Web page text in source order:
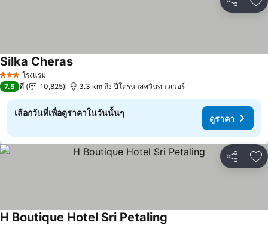
แชร์ เ
3 ดาว โรงแรม
Silka Cherasดูราคา
7.5 ดี 10,825 3.3 km ถึง ปีโตรนาสทวินทาวเวอร์
เลือกวันที่เพื่อดูราคาในวันนั้นๆ
ดูราคา
แชร์ เ
H Boutique Hotel Sri Petaling